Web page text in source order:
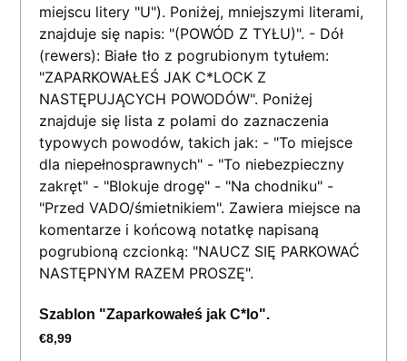
Szablon "Zaparkowałeś jak C*lo".
€8,99